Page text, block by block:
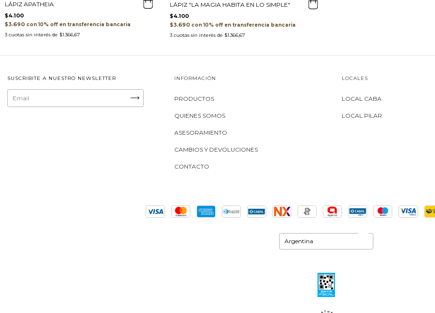
LÁPIZ APATHEIA
$4.100
$3.690 con
transferencia bancaria
3 cuotas sin interés de $1.366,67
LÁPIZ "LA MAGIA HABITA EN LO SIMPLE"
$4.100
$3.690 con
transferencia bancaria
3 cuotas sin interés de $1.366,67
SUSCRIBITE A NUESTRO NEWSLETTER INFORMACIÓN
PRODUCTOS
QUIENES SOMOS
ASESORAMIENTO
CAMBIOS Y DEVOLUCIONES
CONTACTO
LOCALES
LOCAL CABA
LOCAL PILAR